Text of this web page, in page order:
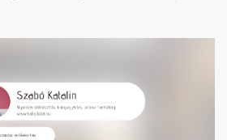
ahol a marketing menü
jelenik a választható ajándék termék.
hogy a marketing menüben egy